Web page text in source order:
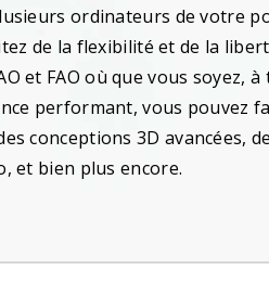
ordinateurs de votre
de la flexibilité et de la
et FAO où que vous soyez,
performant, vous pouvez
conceptions 3D avancées,
et bien plus encore.